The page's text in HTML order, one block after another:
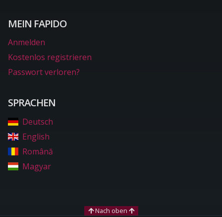
MEIN FAPIDO
Anmelden
Kostenlos registrieren
Passwort verloren?
SPRACHEN
Deutsch
English
Română
Magyar
Nach oben